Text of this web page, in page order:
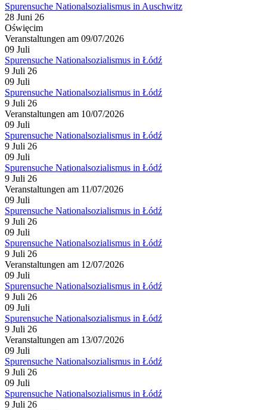
Spurensuche Nationalsozialismus in Auschwitz
28 Juni 26
Oświęcim
Veranstaltungen am 09/07/2026
09 Juli
Spurensuche Nationalsozialismus in Łódź
9 Juli 26
09 Juli
Spurensuche Nationalsozialismus in Łódź
9 Juli 26
Veranstaltungen am 10/07/2026
09 Juli
Spurensuche Nationalsozialismus in Łódź
9 Juli 26
09 Juli
Spurensuche Nationalsozialismus in Łódź
9 Juli 26
Veranstaltungen am 11/07/2026
09 Juli
Spurensuche Nationalsozialismus in Łódź
9 Juli 26
09 Juli
Spurensuche Nationalsozialismus in Łódź
9 Juli 26
Veranstaltungen am 12/07/2026
09 Juli
Spurensuche Nationalsozialismus in Łódź
9 Juli 26
09 Juli
Spurensuche Nationalsozialismus in Łódź
9 Juli 26
Veranstaltungen am 13/07/2026
09 Juli
Spurensuche Nationalsozialismus in Łódź
9 Juli 26
09 Juli
Spurensuche Nationalsozialismus in Łódź
9 Juli 26